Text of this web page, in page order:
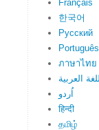
Français
한국어
Русский
Português
ภาษาไทย
العربية
اُردو
हिन्दी
தமிழ்